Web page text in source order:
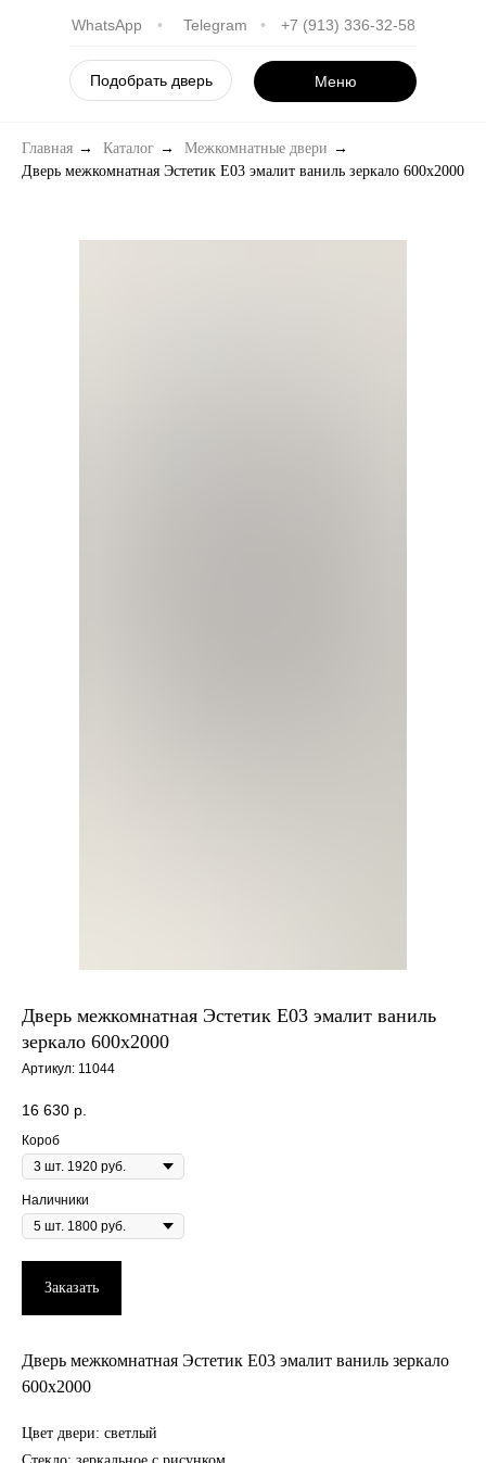
WhatsApp •
Telegram
• +7 (913) 336-32-58
Подобрать дверь Меню
Главная → Каталог → Межкомнатные двери →
Дверь межкомнатная Эстетик E03 эмалит ваниль зеркало 600х2000
Дверь межкомнатная Эстетик E03 эмалит ваниль
зеркало 600х2000
Артикул: 11044
16 630 р.
Короб
Наличники
Заказать
Дверь межкомнатная Эстетик E03 эмалит ваниль зеркало
600х2000
Цвет двери: светлый